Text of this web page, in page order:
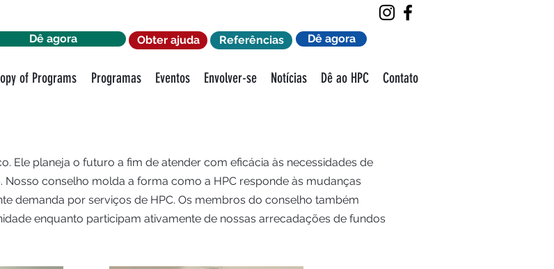
Dê agora Obter ajuda Referências Dê agora
of Programs Programas Eventos Envolver-se Notícias Dê ao HPC Contato
Ele planeja o futuro a fim de atender com eficácia às necessidades de
conselho molda a forma como a HPC responde às mudanças
demanda por serviços de HPC. Os membros do conselho também
enquanto participam ativamente de nossas arrecadações de fundos